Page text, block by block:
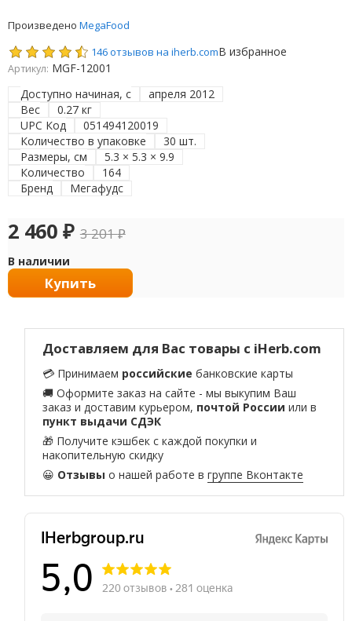
Произведено MegaFood
146 отзывов на iherb.comВ избранное
Артикул: MGF-12001
Доступно начиная, с
апреля 2012
Вес
0.27 кг
UPC Код
051494120019
Количество в упаковке
30 шт.
Размеры, см
5.3 × 5.3 × 9.9
Количество
164
Бренд
Мегафудс
2 460 ₽ 3 201₽
В наличии
Купить
Доставляем для Вас товары с iHerb.com
💳 Принимаем российские банковские карты
🚚 Оформите заказ на сайте - мы выкупим Ваш
заказ и доставим курьером, почтой России или в
пункт выдачи СДЭК
🎁 Получите кэшбек с каждой покупки и
накопительную скидку
😀 Отзывы о нашей работе вгруппе Вконтакте